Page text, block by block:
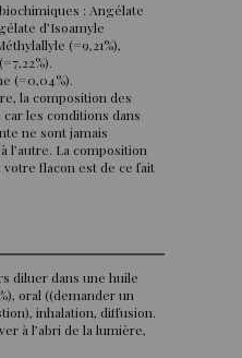
: Angélate
d’Isoamyle
(=9,21%),
(=0,04%).
la composition des
les conditions dans
ne sont jamais
l’autre. La composition
votre flacon est de ce fait
diluer dans une huile
oral ((demander un
inhalation, diffusion.
à l’abri de la lumière,